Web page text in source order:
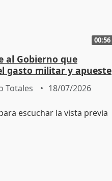
00:56
al Gobierno que
gasto militar y apueste
por la cultura
Totales 18/07/2026